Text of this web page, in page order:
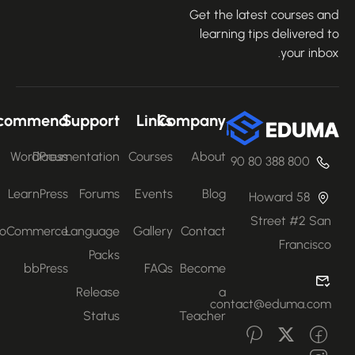
Get the latest courses
learning tips delivered
your
800 388 80 90
58 Howard
Street #2 San
Francisco
contact@eduma.com
Company
About
Blog
Contact
Become
Teacher
Links
Courses
Events
Gallery
FAQs
Support
Documentation
Forums
Language
Packs
Release
Status
Recommend
WordPress
LearnPress
WooCommerce
bbPress